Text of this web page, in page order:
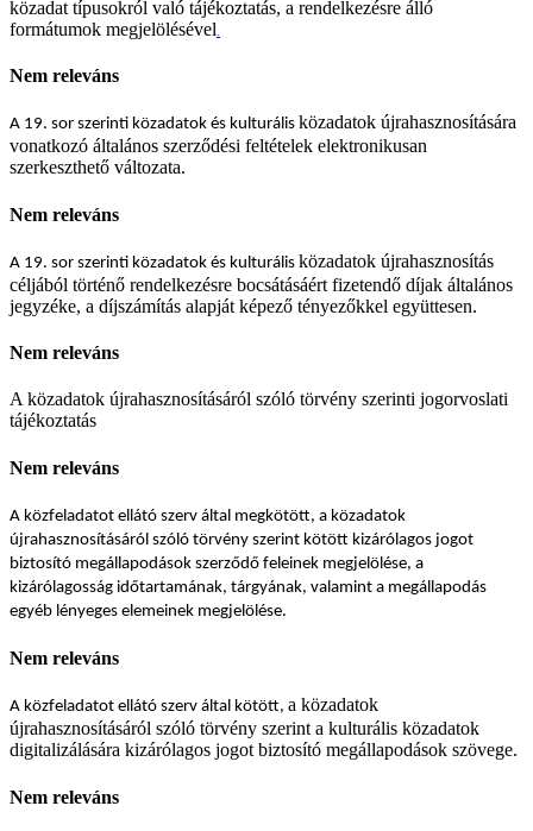
közadat típusokról való tájékoztatás, a rendelkezésre álló
formátumok megjelölésével.
Nem releváns
A 19. sor szerinti közadatok és kulturális közadatok újrahasznosítására
vonatkozó általános szerződési feltételek elektronikusan
szerkeszthető változata.
Nem releváns
A 19. sor szerinti közadatok és kulturális közadatok újrahasznosítás
céljából történő rendelkezésre bocsátásáért fizetendő díjak általános
jegyzéke, a díjszámítás alapját képező tényezőkkel együttesen.
Nem releváns
A közadatok újrahasznosításáról szóló törvény szerinti jogorvoslati
tájékoztatás
Nem releváns
A közfeladatot ellátó szerv által megkötött, a közadatok
újrahasznosításáról szóló törvény szerint kötött kizárólagos jogot
biztosító megállapodások szerződő feleinek megjelölése, a
kizárólagosság időtartamának, tárgyának, valamint a megállapodás
egyéb lényeges elemeinek megjelölése.
Nem releváns
A közfeladatot ellátó szerv által kötött, a közadatok
újrahasznosításáról szóló törvény szerint a kulturális közadatok
digitalizálására kizárólagos jogot biztosító megállapodások szövege.
Nem releváns